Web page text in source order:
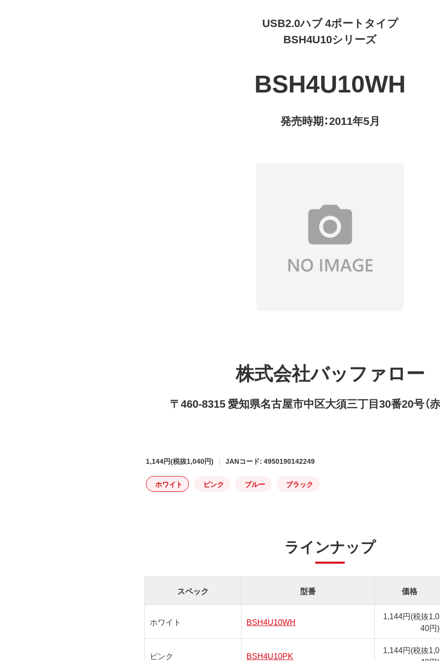
USB2.0ハブ 4ポートタイプ
BSH4U10シリーズ
BSH4U10WH
発売時期：2011年5月
株式会社バッファロー
〒460-8315 愛知県名古屋市中区大須三丁目30番20号（
1,144円(税抜1,040円) JANコード: 4950190142249
ホワイト ピンク ブルー ブラック
ラインナップ
スペック 型番 価格
ホワイト BSH4U10WH 1,144円(税抜1,0
40円)
ピンク BSH4U10PK 1,144円(税抜1,0